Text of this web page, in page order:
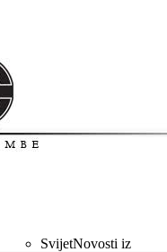
SvijetNovosti iz